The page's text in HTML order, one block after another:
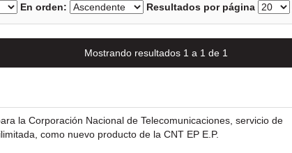
En orden: Resultados por página
Mostrando resultados 1 a 1 de 1
la Corporación Nacional de Telecomunicaciones, servicio de
como nuevo producto de la CNT EP E.P.